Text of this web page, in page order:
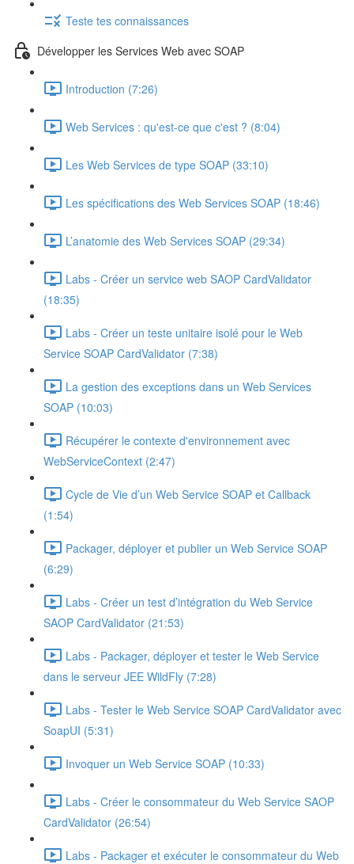
Teste tes connaissances
Développer les Services Web avec SOAP
Introduction (7:26)
Web Services : qu'est-ce que c'est ? (8:04)
Les Web Services de type SOAP (33:10)
Les spécifications des Web Services SOAP (18:46)
L’anatomie des Web Services SOAP (29:34)
Labs - Créer un service web SAOP CardValidator
(18:35)
Labs - Créer un teste unitaire isolé pour le Web
Service SOAP CardValidator (7:38)
La gestion des exceptions dans un Web Services
SOAP (10:03)
Récupérer le contexte d'environnement avec
WebServiceContext (2:47)
Cycle de Vie d’un Web Service SOAP et Callback
(1:54)
Packager, déployer et publier un Web Service SOAP
(6:29)
Labs - Créer un test d’intégration du Web Service
SAOP CardValidator (21:53)
Labs - Packager, déployer et tester le Web Service
dans le serveur JEE WildFly (7:28)
Labs - Tester le Web Service SOAP CardValidator avec
SoapUI (5:31)
Invoquer un Web Service SOAP (10:33)
Labs - Créer le consommateur du Web Service SAOP
CardValidator (26:54)
Labs - Packager et exécuter le consommateur du Web